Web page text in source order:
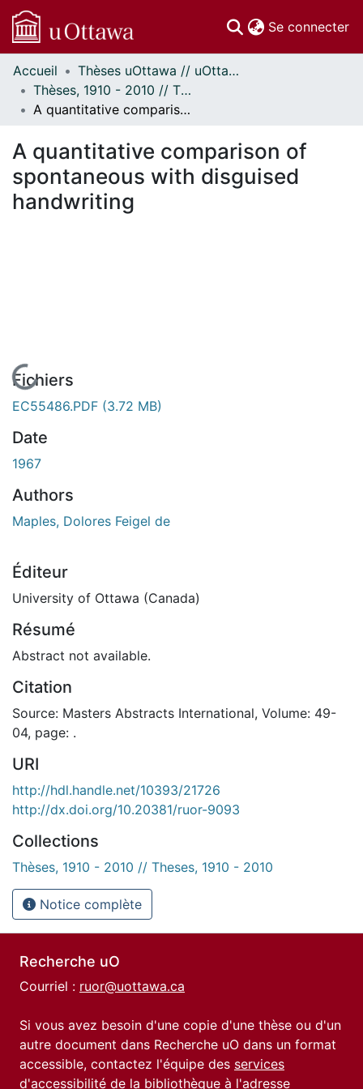
Se connecter
Communautés
et collections
Parcourir
À propos
Accueil
Thèses uOttawa // uOttawa Theses
Thèses, 1910 - 2010 // Theses, 1910 - 2010
A quantitative comparison of spontaneous with disguised handwriting
A quantitative comparison of
spontaneous with disguised
handwriting
En cours de chargement...
Fichiers
EC55486.PDF (3.72 MB)
Date
1967
Authors
Maples, Dolores Feigel de
Éditeur
University of Ottawa (Canada)
Résumé
Abstract not available.
Citation
Source: Masters Abstracts International, Volume: 49-
04, page: .
URI
http://hdl.handle.net/10393/21726
http://dx.doi.org/10.20381/ruor-9093
Collections
Thèses, 1910 - 2010 // Theses, 1910 - 2010
Notice complète
Recherche uO
Courriel : ruor@uottawa.ca
Si vous avez besoin d'une copie d'une thèse ou d'un
autre document dans Recherche uO dans un format
accessible, contactez l'équipe des services
d'accessibilité de la bibliothèque à l'adresse